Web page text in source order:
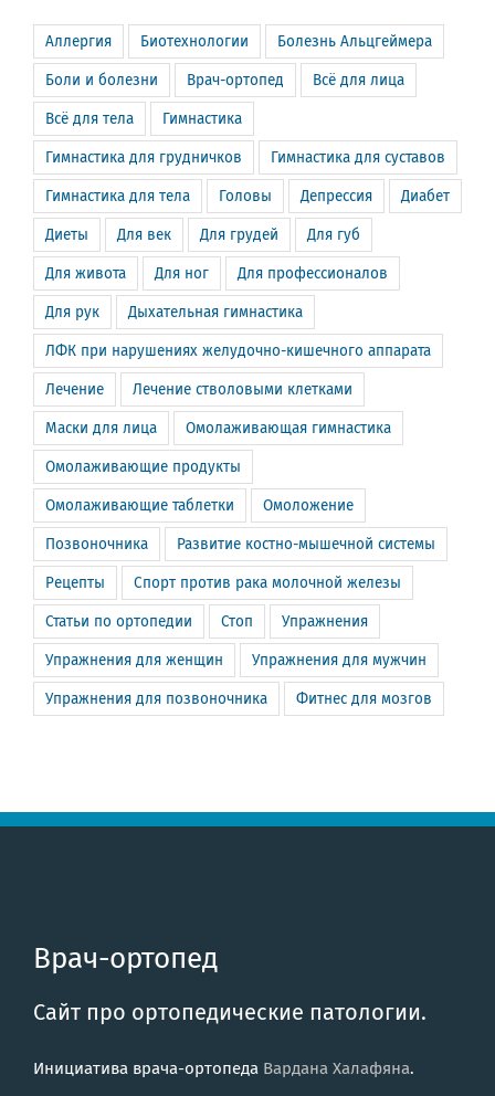
Аллергия Биотехнологии Болезнь Альцгеймера
Боли и болезни Врач-ортопед Всё для лица
Всё для тела Гимнастика
Гимнастика для грудничков Гимнастика для суставов
Гимнастика для тела Головы Депрессия Диабет
Диеты Для век Для грудей Для губ
Для живота Для ног Для профессионалов
Для рук Дыхательная гимнастика
ЛФК при нарушениях желудочно-кишечного аппарата
Лечение Лечение стволовыми клетками
Маски для лица Омолаживающая гимнастика
Омолаживающие продукты
Омолаживающие таблетки Омоложение
Позвоночника Развитие костно-мышечной системы
Рецепты Спорт против рака молочной железы
Статьи по ортопедии Стоп Упражнения
Упражнения для женщин Упражнения для мужчин
Упражнения для позвоночника Фитнес для мозгов
Врач-ортопед
Сайт про ортопедические патологии.
Инициатива врача-ортопеда Вардана Халафяна.